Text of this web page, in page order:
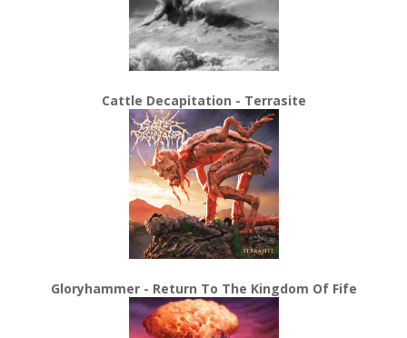
Cattle Decapitation - Terrasite
Gloryhammer - Return To The Kingdom Of Fife